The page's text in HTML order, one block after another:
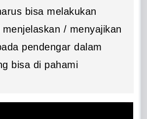
bisa melakukan
/ menyajikan
pendengar dalam
bisa di pahami